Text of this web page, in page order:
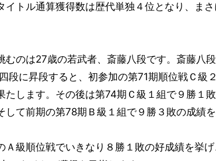
イトル通算獲得数は歴代単独４位となり、ま
むのは27歳の若武者、斎藤八段です。斎藤八
段に昇段すると、初参加の第71期順位戦Ｃ級
たします。その後は第74期Ｃ級１組で９勝１
して前期の第78期Ｂ級１組で９勝３敗の成績
Ａ級順位戦でいきなり８勝１敗の好成績を挙